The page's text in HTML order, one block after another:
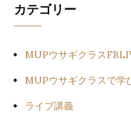
カテゴリー
MUPウサギクラス
MUPウサギクラスで学
ライブ講義